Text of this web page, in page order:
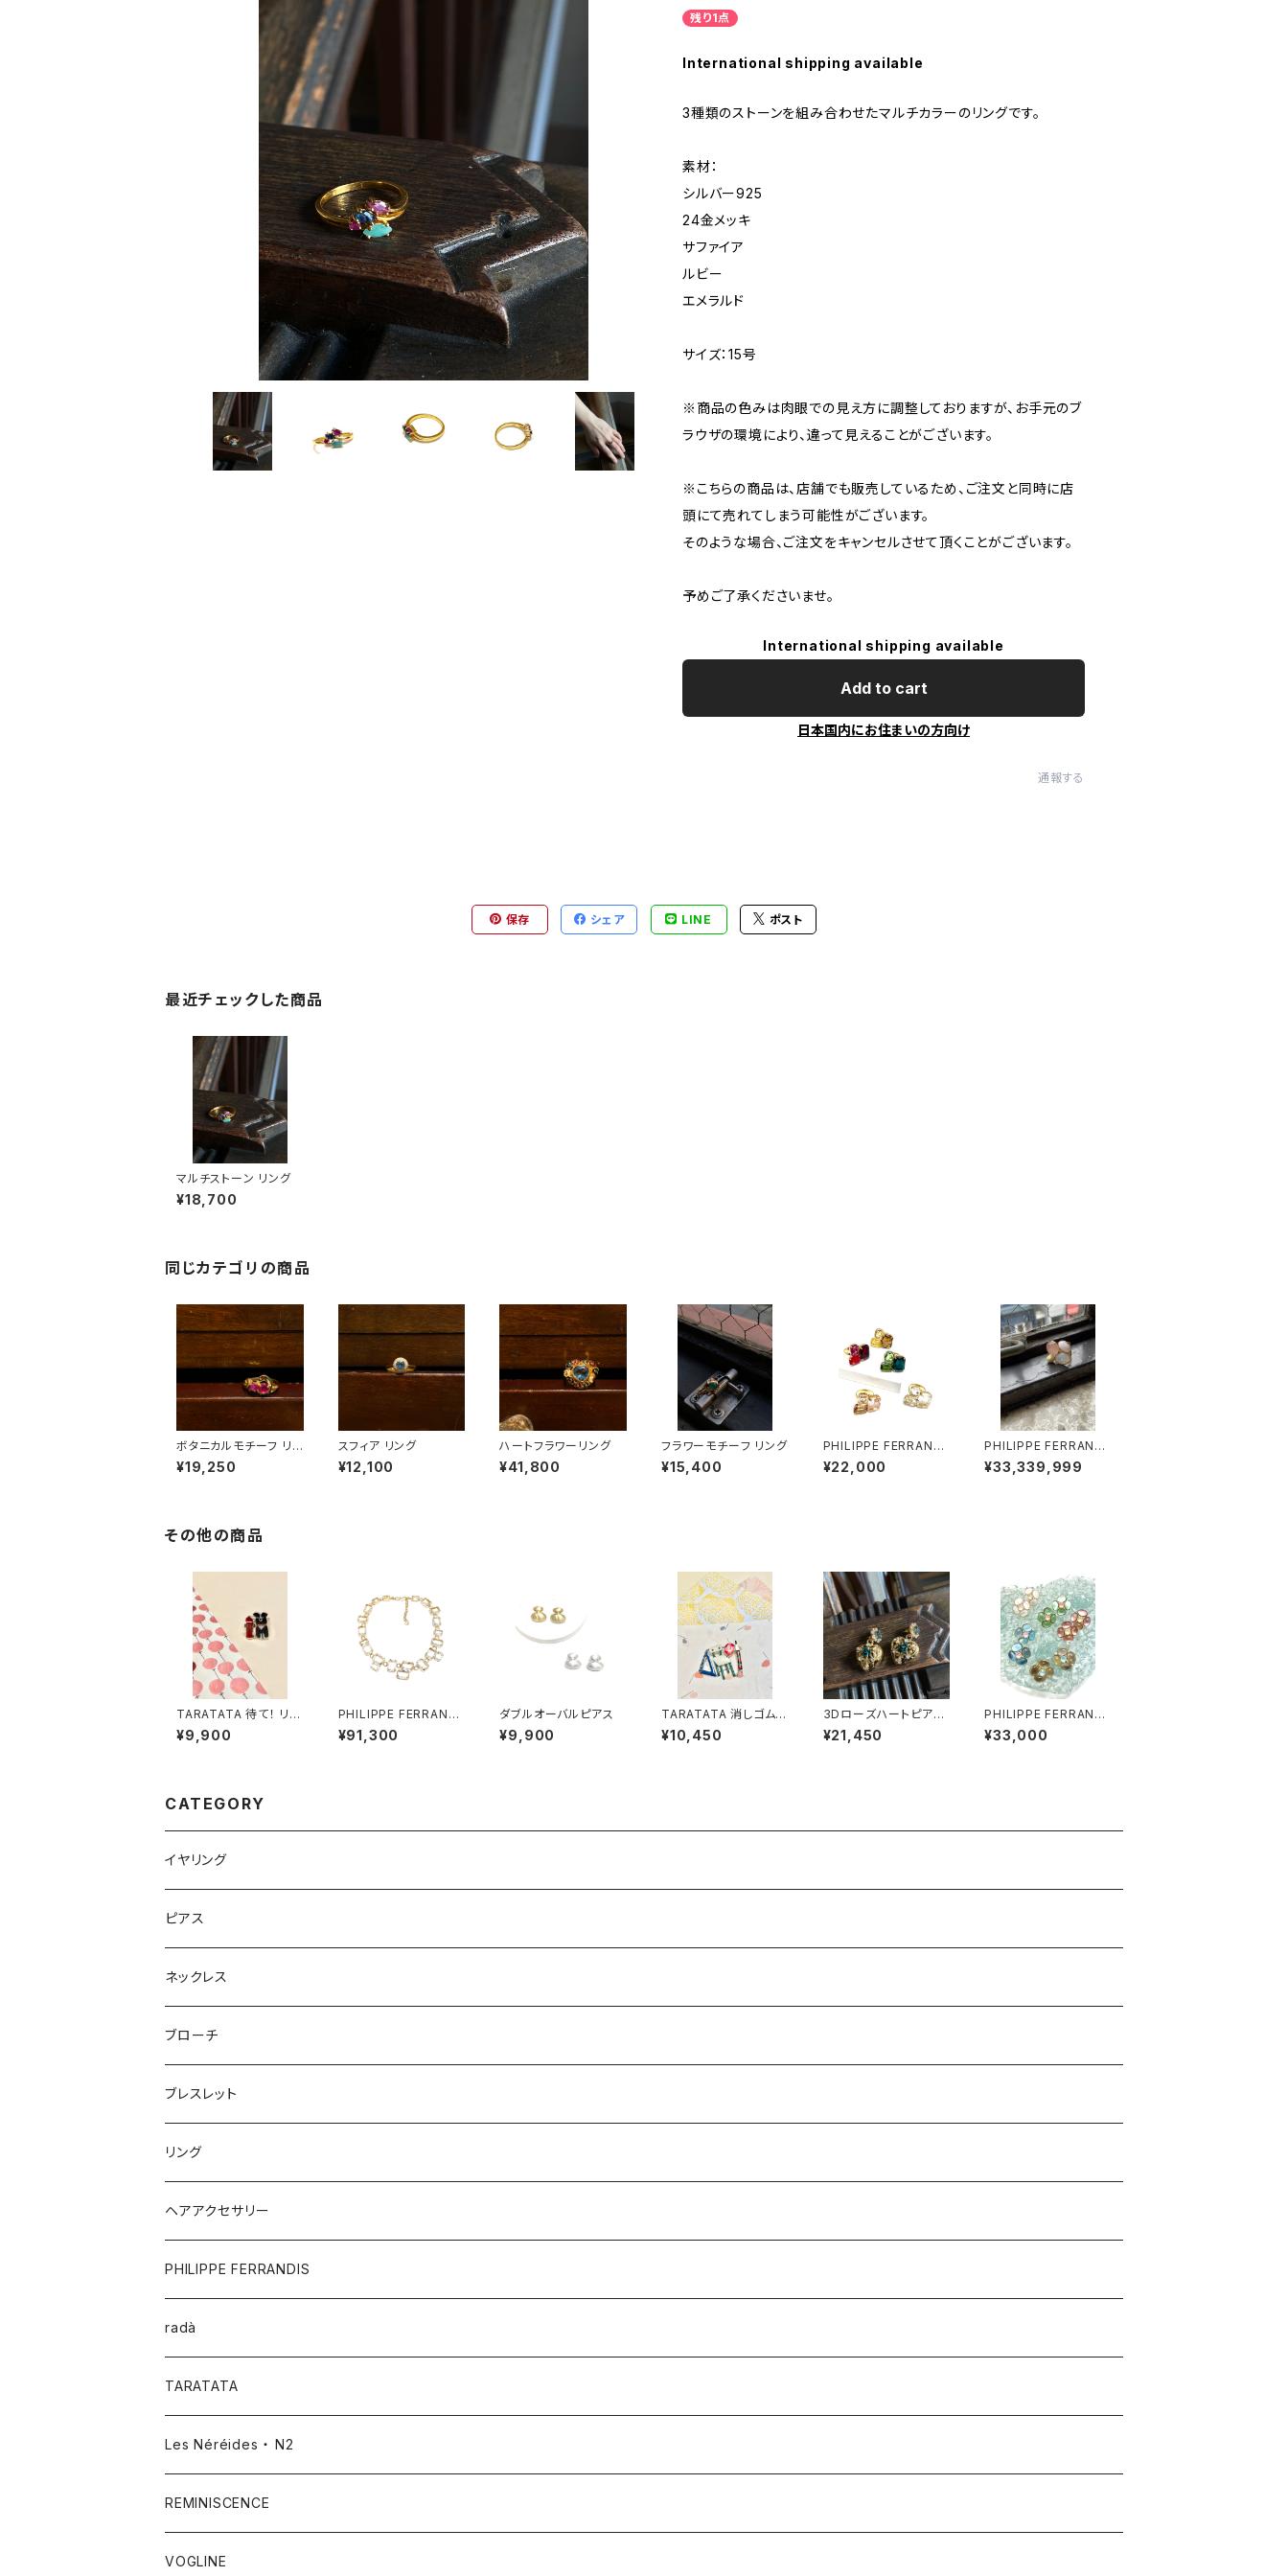
残り1点
International shipping available
3種類のストーンを組み合わせたマルチカラーのリングです。
素材：
シルバー925
24金メッキ
サファイア
ルビー
エメラルド
サイズ：15号
※商品の色みは肉眼での見え方に調整しておりますが、お手元のブ
ラウザの環境により、違って見えることがございます。
※こちらの商品は、店舗でも販売しているため、ご注文と同時に店
頭にて売れてしまう可能性がございます。
そのような場合、ご注文をキャンセルさせて頂くことがございます。
予めご了承くださいませ。
International shipping available
Add to cart
日本国内にお住まいの方向け
通報する
保存 シェア LINE ポスト
最近チェックした商品
マルチストーン リング
¥18,700
同じカテゴリの商品
ボタニカルモチーフ リン
グ
¥19,250
スフィア リング
¥12,100
ハートフラワーリング
¥41,800
フラワーモチーフ リング
¥15,400
PHILIPPE FERRANDI
S Baléares リング
¥22,000
PHILIPPE FERRANDI
S コルフ リング #2
¥33,339,999
その他の商品
TARATATA 待て！ リン
グ
¥9,900
PHILIPPE FERRANDI
S Baléares ネックレ
ス #2
¥91,300
ダブルオーバルピアス
¥9,900
TARATATA 消しゴム
ブローチ
¥10,450
3Dローズハートピアス
#2
¥21,450
PHILIPPE FERRANDI
S ソルベ イヤリング #2
¥33,000
CATEGORY
イヤリング
ピアス
ネックレス
ブローチ
ブレスレット
リング
ヘアアクセサリー
PHILIPPE FERRANDIS
radà
TARATATA
Les Néréides ・ N2
REMINISCENCE
VOGLINE